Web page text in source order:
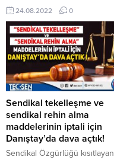
SAAT:12:30 ‘de GREVDEYİZ.
24.08.2022 0
Sendikal tekelleşme ve
sendikal rehin alma
maddelerinin iptali için
Danıştay’da dava açtık!
Sendikal Özgürlüğü kısıtlayan